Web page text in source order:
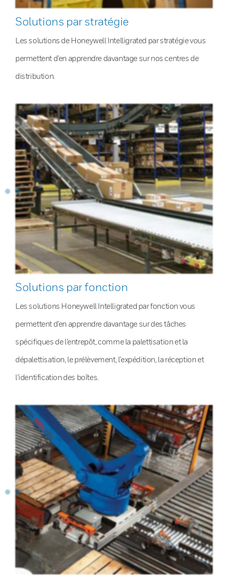
Solutions par stratégie
Les solutions de Honeywell Intelligrated par stratégie vous
permettent d’en apprendre davantage sur nos centres de
distribution.
Solutions par fonction
Les solutions Honeywell Intelligrated par fonction vous
permettent d’en apprendre davantage sur des tâches
spécifiques de l’entrepôt, comme la palettisation et la
dépalettisation, le prélèvement, l’expédition, la réception et
l’identification des boîtes.